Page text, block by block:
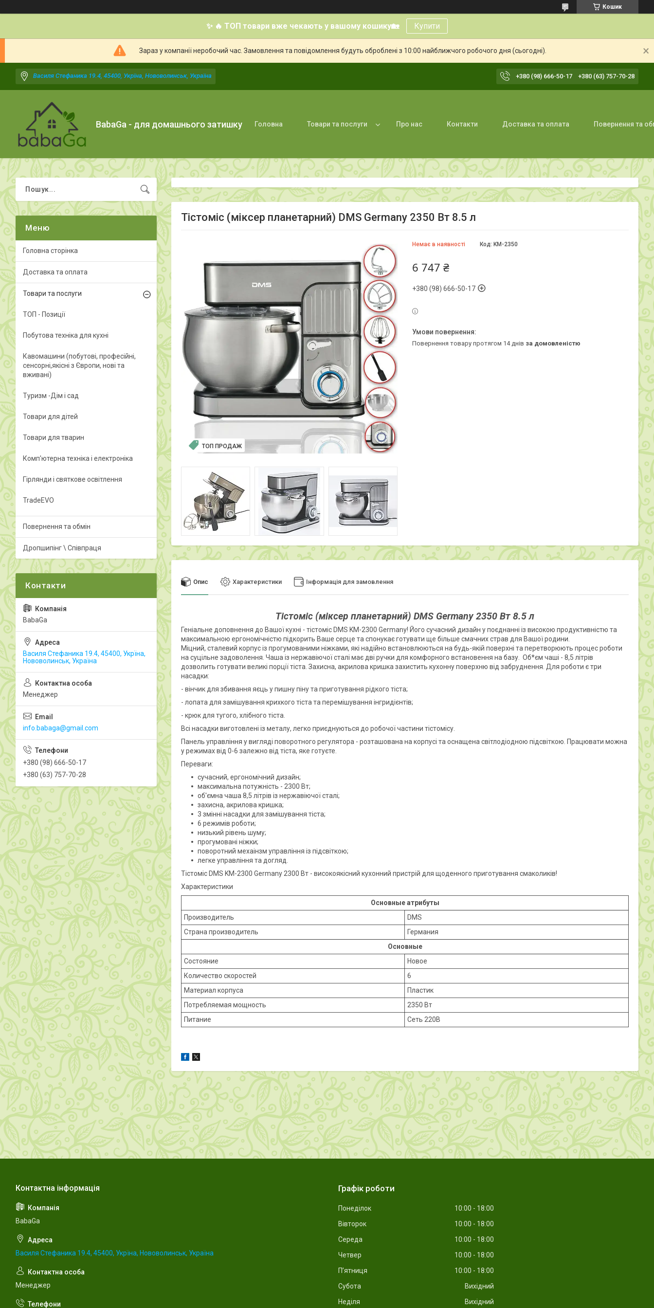
Кошик
✨ 🔥 ТОП товари вже чекають у вашому кошику🏡 Купити
Зараз у компанії неробочий час. Замовлення та повідомлення будуть оброблені з 10:00 найближчого робочого дня (сьогодні).
Василя Стефаника 19.4, 45400, Укрїна, Нововолинськ, Україна +380 (98) 666-50-17 +380 (63) 757-70-28
BabaGa - для домашнього затишку Головна Товари та послуги Про нас Контакти Доставка та оплата Повернення та
Тістоміс (міксер планетарний) DMS Germany 2350 Вт 8.5 л
ТОП ПРОДАЖ
Немає в наявності Код: KM-2350
6 747 ₴
+380 (98) 666-50-17
повернення товару протягом 14 днів за домовленістю
Опис Характеристики Інформація для замовлення
Тістоміс (міксер планетарний) DMS Germany 2350 Вт 8.5 л
Геніальне доповнення до Вашої кухні - тістоміс DMS KM-2300 Germany! Його сучасний дизайн у поєднанні із високою продуктивністю та
максимальною ергономічністю підкорить Ваше серце та спонукає готувати ще більше смачних страв для Вашої родини.
Міцний, сталевий корпус із прогумованими ніжками, які надійно встановлюються на будь-якій поверхні та перетворюють процес роботи
на суцільне задоволення. Чаша із нержавіючої сталі має дві ручки для комфорного встановення на базу. Об*єм чаші - 8,5 літрів
дозволить готувати великі порції тіста. Захисна, акрилова кришка захистить кухонну поверхню від забруднення. Для роботи є три
насадки:
- вінчик для збивання яєць у пишну піну та приготування рідкого тіста;
- лопата для замішування крихкого тіста та перемішування інгридієнтів;
- крюк для тугого, хлібного тіста.
Всі насадки виготовлені із металу, легко приєднуються до робочої частини тістомісу.
Панель управління у вигляді поворотного регулятора - розташована на корпусі та оснащена світлодіодною підсвіткою. Працювати можна
у режимах від 0-6 залежно від тіста, яке готуєте.
Переваги:
сучасний, ергономічний дизайн;
максимальна потужність - 2300 Вт;
об'ємна чаша 8,5 літрів із нержавіючої сталі;
захисна, акрилова кришка;
3 змінні насадки для замішування тіста;
6 режимів роботи;
низький рівень шуму;
прогумовані ніжки;
поворотний мехаінзм управління із підсвіткою;
легке управління та догляд.
Тістоміс DMS KM-2300 Germany 2300 Вт - високоякісний кухонний пристрій для щоденного приготування смаколиків!
Характеристики
Основные атрибуты
Производитель
DMS
Страна производитель
Германия
Основные
Состояние
Новое
Количество скоростей
6
Материал корпуса
Пластик
Потребляемая мощность
2350 Вт
Питание
Сеть 220В
Головна сторінка
Доставка та оплата
Товари та послуги
ТОП - Позиції
Побутова техніка для кухні
Кавомашини (побутові, професійні,
сенсорні,якісні з Європи, нові та
вживані)
Туризм -Дім і сад
Товари для дітей
Товари для тварин
Комп'ютерна техніка і електроніка
Гірлянди і святкове освітлення
TradeEVO
Повернення та обмін
Дропшипінг \ Співпраця
BabaGa
Василя Стефаника 19.4, 45400, Укрїна,
Нововолинськ, Україна
Менеджер
info.babaga@gmail.com
+380 (98) 666-50-17
+380 (63) 757-70-28
BabaGa
Василя Стефаника 19.4, 45400, Укрїна, Нововолинськ, Україна
Менеджер
Графік роботи
Понеділок 10:00
18:00
Вівторок
10:00
18:00
Середа
10:00
18:00
Четвер
10:00
18:00
Пʼятниця
10:00
18:00
Субота
Вихідний
Неділя
Вихідний